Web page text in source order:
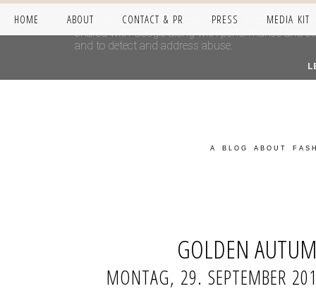
HOME ABOUT CONTACT & PR PRESS MEDIA KIT
A BLOG ABOUT
GOLDEN
MONTAG, 29. SEPTEMBER
This site uses cookies from Google to deliver its
shared with Google along with performance and
and to detect and address abuse.